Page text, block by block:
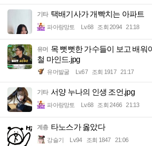
기타 택배기사가 개빡치는 아파트
파아랑망토 Lv.68 조회 2094 21:18
유머 목 뻣뻣한 가수들이 보고 배워
철 마인드.jpg
유머발굴 Lv.67 조회 1917 21:17
기타 서양 누나의 인생 조언.jpg
파아랑망토 Lv.68 조회 2466 21:13
계층 타노스가 옳았다
강슬기 Lv.94 조회 1847 21:06